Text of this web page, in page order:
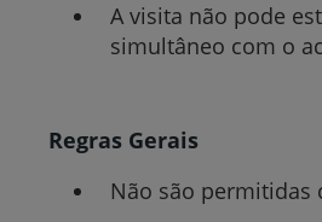
A visita não pode
simultâneo com o
Regras Gerais
Não são permitidas